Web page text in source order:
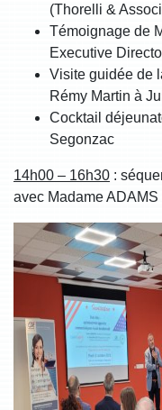
(Thorelli &
Témoignage de
Executive
Visite guidée de
Rémy Martin à
Cocktail
Segonzac
14h00 – 16h30 :
avec Madame